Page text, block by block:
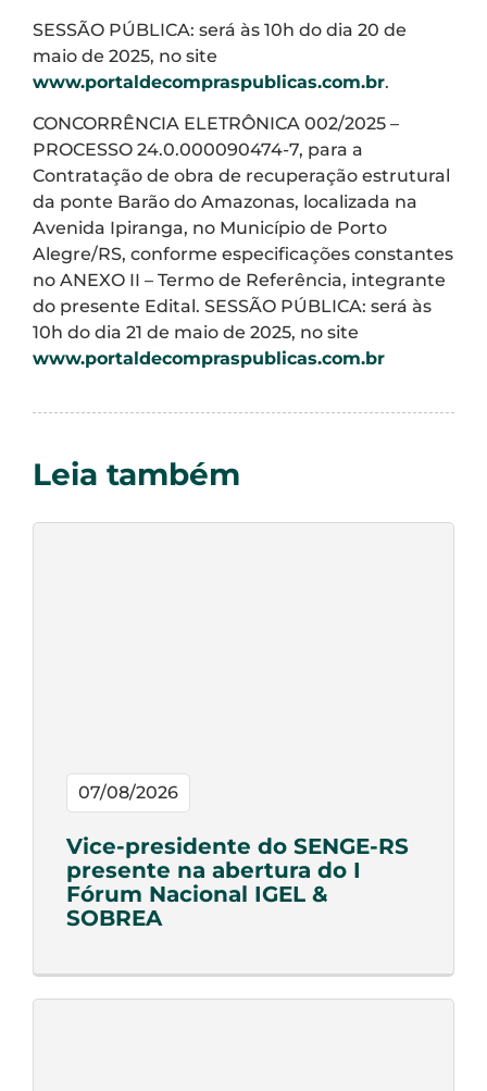
SESSÃO PÚBLICA: será às 10h do dia 20 de
maio de 2025, no site
www.portaldecompraspublicas.com.br.
CONCORRÊNCIA ELETRÔNICA 002/2025 –
PROCESSO 24.0.000090474-7, para a
Contratação de obra de recuperação estrutural
da ponte Barão do Amazonas, localizada na
Avenida Ipiranga, no Município de Porto
Alegre/RS, conforme especificações constantes
no ANEXO II – Termo de Referência, integrante
do presente Edital. SESSÃO PÚBLICA: será às
10h do dia 21 de maio de 2025, no site
www.portaldecompraspublicas.com.br
Leia também
07/08/2026
Vice-presidente do SENGE-RS
presente na abertura do I
Fórum Nacional IGEL &
SOBREA